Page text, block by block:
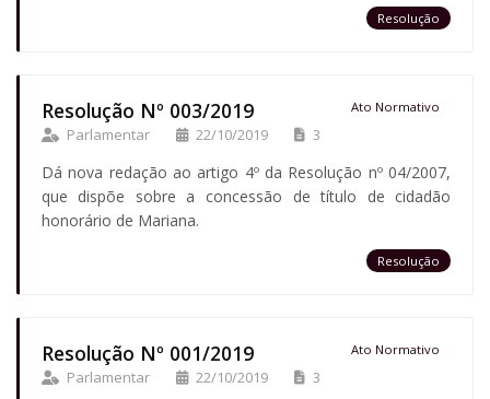
Resolução
Resolução Nº 003/2019 Ato Normativo
Parlamentar 22/10/2019 3
Dá nova redação ao artigo 4º da Resolução nº 04/2007,
que dispõe sobre a concessão de título de cidadão
honorário de Mariana.
Resolução
Resolução Nº 001/2019 Ato Normativo
Parlamentar 22/10/2019 3